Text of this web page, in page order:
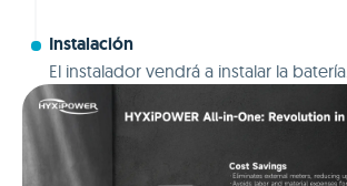
Instalación
El instalador vendrá a instalar la batería.